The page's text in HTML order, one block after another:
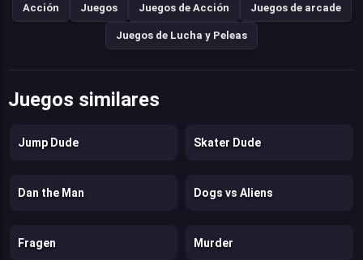
Acción Juegos Juegos de Acción Juegos de arcade
Juegos de Lucha y Peleas
Juegos similares
Jump Dude Skater Dude
Dan the Man Dogs vs Aliens
Fragen Murder